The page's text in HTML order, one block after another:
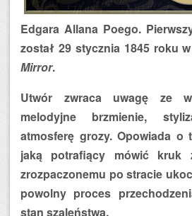
Edgara Allana Poego.
został 29 stycznia 1845 roku
Mirror.
Utwór zwraca uwagę ze
melodyjne brzmienie,
atmosferę grozy. Opowiada o
jaką potrafiący mówić kruk
zrozpaczonemu po stracie
powolny proces
stan szaleństwa.